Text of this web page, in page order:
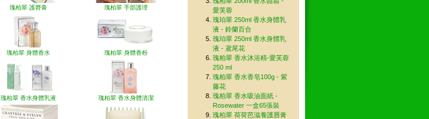
瑰柏翠 護脣膏 瑰柏翠 手部護理
瑰柏翠 身體香水 瑰柏翠 身體香粉
瑰柏翠 香水身體乳液 瑰柏翠 香水身體清潔
愛芙蓉
瑰珀翠 250ml 香水身體乳
液 - 鈴蘭百合
瑰珀翠 250ml 香水身體乳
液 - 鳶尾花
瑰柏翠 香水沐浴精-愛芙蓉
250 ml
瑰柏翠 香水香皂100g - 紫
藤花
瑰柏翠 香水吸油面紙 -
Rosewater 一盒65張裝
瑰柏翠 荷荷芭滋養護唇膏